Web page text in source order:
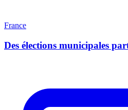
France
Des élections municipales